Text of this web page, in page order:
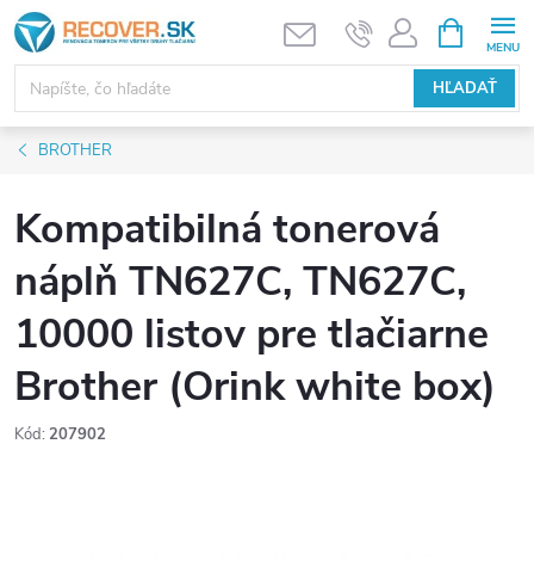
Prejsť
na
obsah
HĽADAŤ
KOŠÍK
BROTHER
Kompatibilná tonerová
náplň TN627C, TN627C,
10000 listov pre tlačiarne
Brother (Orink white box)
Kód: 207902